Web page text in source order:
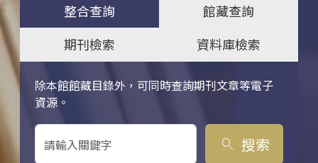
整合查詢
館藏查詢
期刊檢索
資料庫檢索
除本館館藏目錄外，可同時查詢期刊文章等電子
資源。
關鍵字搜尋
search 搜索